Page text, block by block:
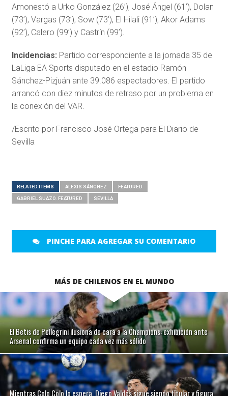
Amonestó a Urko González (26’), José Ángel (61’), Dolan
(73’), Vargas (73’), Sow (73’), El Hilali (91’), Akor Adams
(92’), Calero (99’) y Castrín (99’).
Incidencias: Partido correspondiente a la jornada 35 de
LaLiga EA Sports disputado en el estadio Ramón
Sánchez-Pizjuán ante 39.086 espectadores. El partido
arrancó con diez minutos de retraso por un problema en
la conexión del VAR.
/Escrito por Francisco José Ortega para El Diario de
Sevilla
RELATED ITEMS ALEXIS SÁNCHEZ FEATURED
GABRIEL SUAZO. FEATURED SEVILLA
PINCHE PARA AGREGAR SU COMENTARIO
MÁS DE CHILENOS EN EL MUNDO
El Betis de Pellegrini ilusiona de cara a la Champions: exhibición ante
Arsenal confirma un equipo cada vez más sólido
Mientras Colo Colo lo espera, Diego Valdés sigue siendo titular y figura